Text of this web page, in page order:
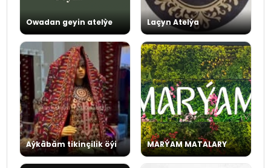
Owadan geyin atelỳe Laçyn Atelýa
Aýkäbäm tikinçilik öýi MARÝAM MATALARY